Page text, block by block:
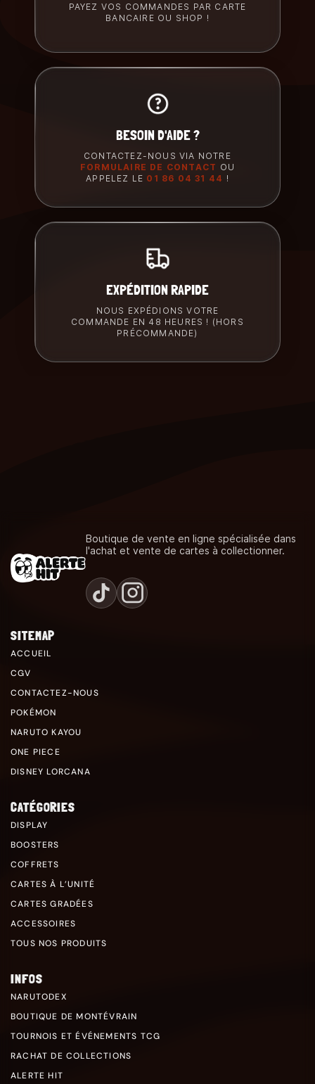
PAYEZ VOS COMMANDES PAR CARTE
BANCAIRE OU SHOP !
BESOIN D'AIDE ?
CONTACTEZ-NOUS VIA NOTRE
FORMULAIRE DE CONTACT OU
APPELEZ LE 01 86 04 31 44 !
EXPÉDITION RAPIDE
NOUS EXPÉDIONS VOTRE
COMMANDE EN 48 HEURES ! (HORS
PRÉCOMMANDE)
Boutique de vente en ligne spécialisée dans
l'achat et vente de cartes à collectionner.
SITEMAP
ACCUEIL
CGV
CONTACTEZ-NOUS
POKÉMON
NARUTO KAYOU
ONE PIECE
DISNEY LORCANA
CATÉGORIES
DISPLAY
BOOSTERS
COFFRETS
CARTES À L’UNITÉ
CARTES GRADÉES
ACCESSOIRES
TOUS NOS PRODUITS
INFOS
NARUTODEX
BOUTIQUE DE MONTÉVRAIN
TOURNOIS ET ÉVÉNEMENTS TCG
RACHAT DE COLLECTIONS
ALERTE HIT